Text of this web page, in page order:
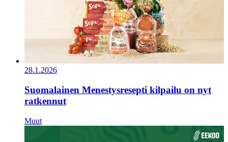
28.1.2026
Suomalainen Menestysresepti kilpailu on nyt
ratkennut
Muut